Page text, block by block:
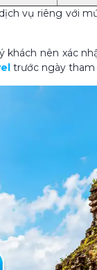
vụ riêng với
nên xác
trước ngày tham